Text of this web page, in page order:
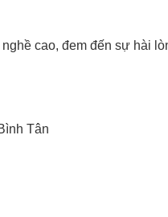
cao, đem đến sự hài
Tân